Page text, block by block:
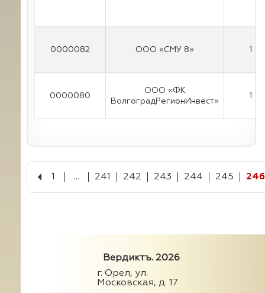
0000082 ООО «СМУ 8» 1
0000080
ООО «ФК
ВолгоградРегионИнвест»
1
1 ... 241 242 243 244 245 246
Вердиктъ. 2026
г. Орел, ул.
Московская, д. 17